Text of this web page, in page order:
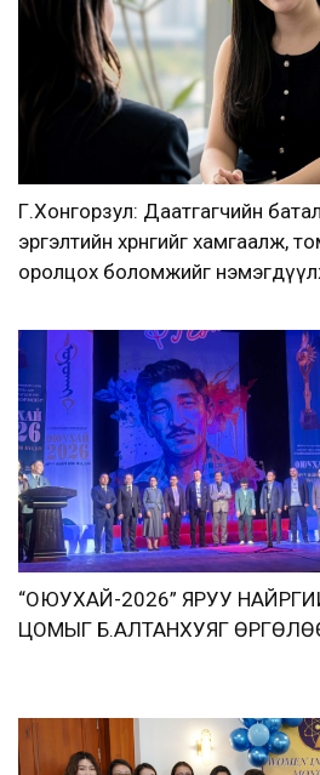
Г.Хонгорзул: Даатгагчийн
эргэлтийн хөрөнгийг хамгаалж,
оролцох боломжийг
“ОЮУХАЙ-2026” ЯРУУ
ЦОМЫГ Б.АЛТАНХУЯГ